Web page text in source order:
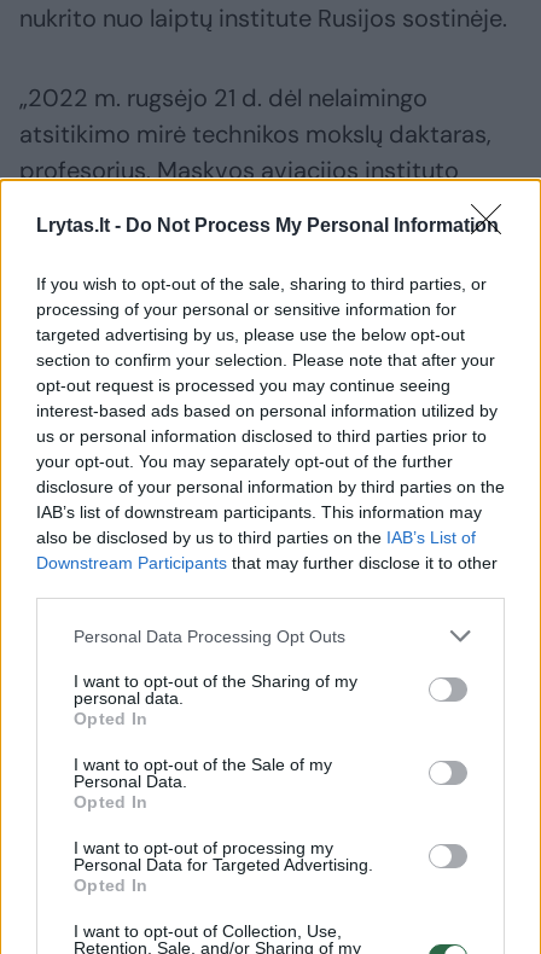
Lrytas.lt - Do Not Process My Personal Information
If you wish to opt-out of the sale, sharing to third parties, or
processing of your personal or sensitive information for
targeted advertising by us, please use the below opt-out
section to confirm your selection. Please note that after your
opt-out request is processed you may continue seeing
interest-based ads based on personal information utilized by
us or personal information disclosed to third parties prior to
your opt-out. You may separately opt-out of the further
disclosure of your personal information by third parties on the
IAB’s list of downstream participants. This information may
also be disclosed by us to third parties on the IAB’s List of
Downstream Participants that may further disclose it to other
Personal Data Processing Opt Outs
I want to opt-out of the Sharing of my
personal data.
Opted In
I want to opt-out of the Sale of my
Personal Data.
Opted In
I want to opt-out of processing my
Personal Data for Targeted Advertising.
Opted In
I want to opt-out of Collection, Use,
Retention, Sale, and/or Sharing of my
nukrito nuo laiptų institute Rusijos sostinėje.
„2022 m. rugsėjo 21 d. dėl nelaimingo
atsitikimo mirė technikos mokslų daktaras,
profesorius, Maskvos aviacijos instituto
rektoriaus patarėjas Anatolijus Nikolajevičius
Geraščenka“, – rašoma spaudos tarnybos
pranešime.
Susiję straipsniai
Dar viena paslaptinga mirtis
Rusijoje – už borto iškrito
aukšto rango vadovas
Rusijoje
„Maskvos aviacijos instituto darbuotojai